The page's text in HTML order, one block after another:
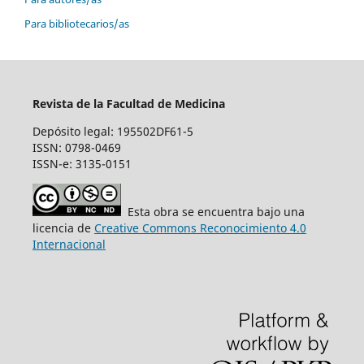
Para bibliotecarios/as
Revista de la Facultad de Medicina
Depósito legal: 195502DF61-5
ISSN: 0798-0469
ISSN-e: 3135-0151
Esta obra se encuentra bajo una
licencia de Creative Commons Reconocimiento 4.0
Internacional